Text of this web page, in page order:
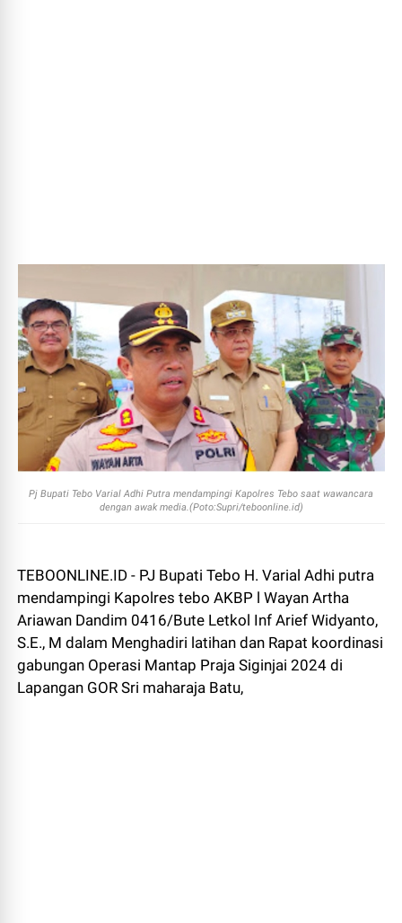
Pj Bupati Tebo Varial Adhi Putra mendampingi Kapolres Tebo saat wawancara
dengan awak media.(Poto:Supri/teboonline.id)
TEBOONLINE.ID - PJ Bupati Tebo H. Varial Adhi putra
mendampingi Kapolres tebo AKBP l Wayan Artha
Ariawan Dandim 0416/Bute Letkol Inf Arief Widyanto,
S.E., M dalam Menghadiri latihan dan Rapat koordinasi
gabungan Operasi Mantap Praja Siginjai 2024 di
Lapangan GOR Sri maharaja Batu,